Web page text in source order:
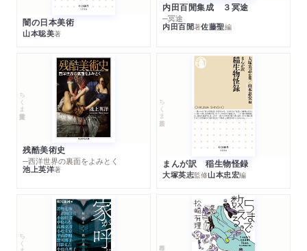
闇の日本美術
山本聡美著
内田百閒集成 ３冥途
─冥途
内田百閒著佐藤聖編
ちくま学芸文庫
残酷美術史
─西洋世界の裏面をよみとく
池上英洋著
ちくま新書
まんが訳 稲生物怪録
大塚英志監修山本忠宏編
ちくま文庫